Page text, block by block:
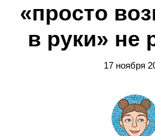
«просто
в руки» не
17 ноября